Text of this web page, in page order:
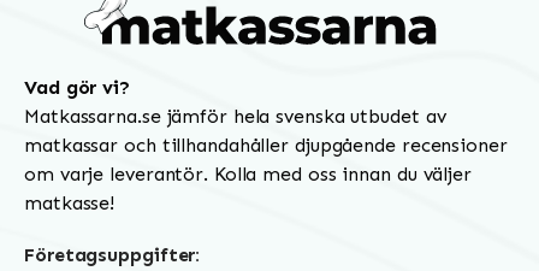
Vad gör vi?
Matkassarna.se jämför hela svenska utbudet av
matkassar och tillhandahåller djupgående recensioner
om varje leverantör. Kolla med oss innan du väljer
matkasse!
Företagsuppgifter: